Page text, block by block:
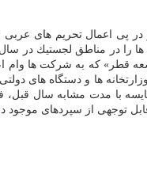
در پی اعمال تحریم های
قطر» كه به شركت ها